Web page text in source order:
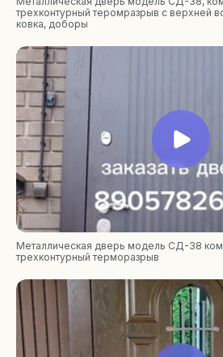
трехконтурный теромразрыв с верхней
ковка, доборы
Металлическая дверь модель СД-38
трехконтурный терморазрыв